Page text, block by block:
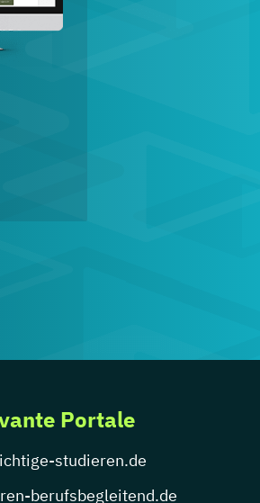
Portale
studieren.de
berufsbegleitend.de